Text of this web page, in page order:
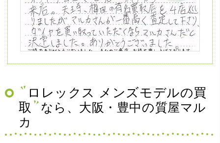
ロレックス メンズモデルの買
取
なら、大阪・豊中の質屋マル
カ